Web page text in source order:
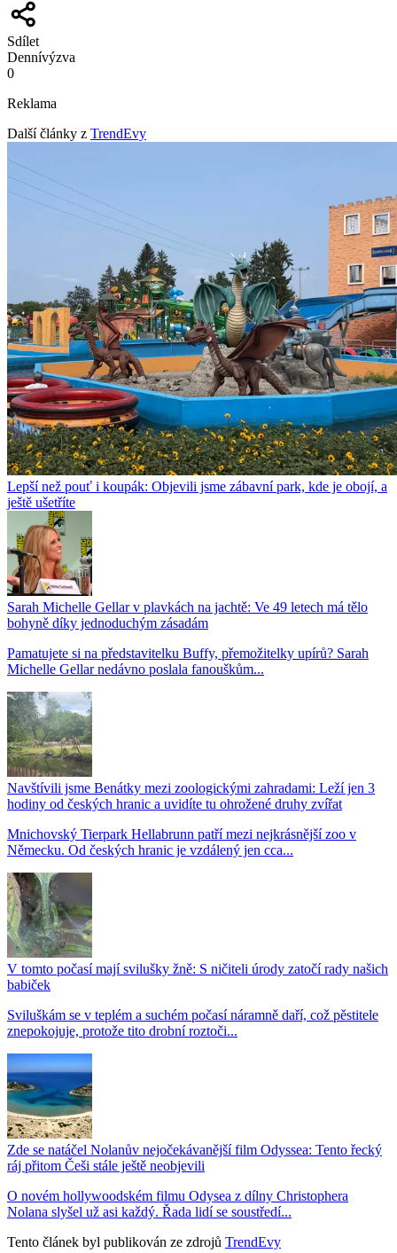
Sdílet
Dennívýzva
0
Reklama
Další články z TrendEvy
Lepší než pouť i koupák: Objevili jsme zábavní park, kde je obojí, a
ještě ušetříte
Sarah Michelle Gellar v plavkách na jachtě: Ve 49 letech má tělo
bohyně díky jednoduchým zásadám
Pamatujete si na představitelku Buffy, přemožitelky upírů? Sarah
Michelle Gellar nedávno poslala fanouškům...
Navštívili jsme Benátky mezi zoologickými zahradami: Leží jen 3
hodiny od českých hranic a uvidíte tu ohrožené druhy zvířat
Mnichovský Tierpark Hellabrunn patří mezi nejkrásnější zoo v
Německu. Od českých hranic je vzdálený jen cca...
V tomto počasí mají svilušky žně: S ničiteli úrody zatočí rady našich
babiček
Sviluškám se v teplém a suchém počasí náramně daří, což pěstitele
znepokojuje, protože tito drobní roztoči...
Zde se natáčel Nolanův nejočekávanější film Odyssea: Tento řecký
ráj přitom Češi stále ještě neobjevili
O novém hollywoodském filmu Odysea z dílny Christophera
Nolana slyšel už asi každý. Řada lidí se soustředí...
Tento článek byl publikován ze zdrojů TrendEvy